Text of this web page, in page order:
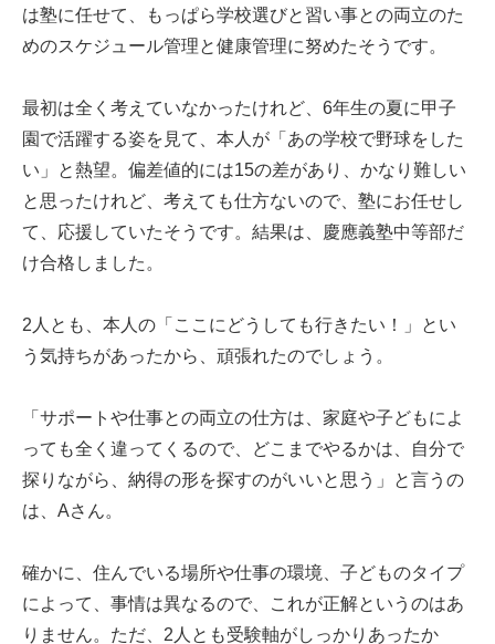
は塾に任せて、もっぱら学校選びと習い事との両立のた
めのスケジュール管理と健康管理に努めたそうです。
最初は全く考えていなかったけれど、6年生の夏に甲子
園で活躍する姿を見て、本人が「あの学校で野球をした
い」と熱望。偏差値的には15の差があり、かなり難しい
と思ったけれど、考えても仕方ないので、塾にお任せし
て、応援していたそうです。結果は、慶應義塾中等部だ
け合格しました。
2人とも、本人の「ここにどうしても行きたい！」とい
う気持ちがあったから、頑張れたのでしょう。
「サポートや仕事との両立の仕方は、家庭や子どもによ
っても全く違ってくるので、どこまでやるかは、自分で
探りながら、納得の形を探すのがいいと思う」と言うの
は、Aさん。
確かに、住んでいる場所や仕事の環境、子どものタイプ
によって、事情は異なるので、これが正解というのはあ
りません。ただ、2人とも受験軸がしっかりあったか